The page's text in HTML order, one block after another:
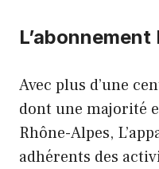
Avec plus d’une
dont une majorité
Rhône-Alpes,
adhérents des